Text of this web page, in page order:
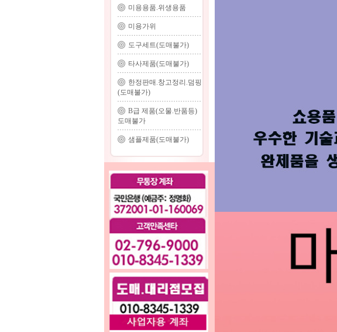
미용용품.위생용품
미용가위
도구세트(도매불가)
타사제품(도매불가)
한정판매.창고정리.덤핑
(도매불가)
B급 제품(오물.반품등)
도매불가
샘플제품(도매불가)